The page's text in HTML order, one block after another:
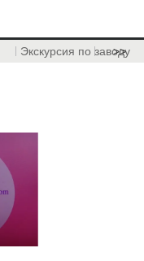
Экскурсия по заводу
>>